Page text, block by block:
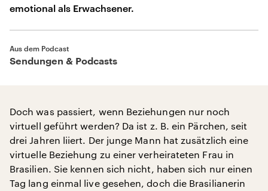
emotional als Erwachsener.
Aus dem Podcast
Sendungen & Podcasts
Doch was passiert, wenn Beziehungen nur noch
virtuell geführt werden? Da ist z. B. ein Pärchen, seit
drei Jahren liiert. Der junge Mann hat zusätzlich eine
virtuelle Beziehung zu einer verheirateten Frau in
Brasilien. Sie kennen sich nicht, haben sich nur einen
Tag lang einmal live gesehen, doch die Brasilianerin